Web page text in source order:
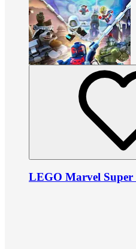
LEGO Marvel Super